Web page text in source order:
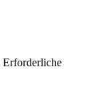
Erforderliche